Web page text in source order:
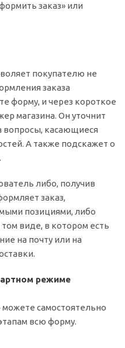
заказ» или
покупателю не
заказа
форму, и через короткое
магазина. Он уточнит
вопросы, касающиеся
А также подскажет о
либо, получив
заказ,
позициями, либо
виде, в котором есть
на почту или на
режиме
самостоятельно
всю форму.